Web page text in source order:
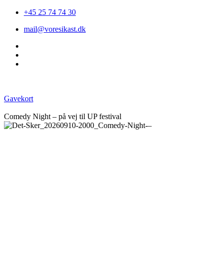
+45 25 74 74 30
mail@voresikast.dk
Gavekort
Comedy Night – på vej til UP festival